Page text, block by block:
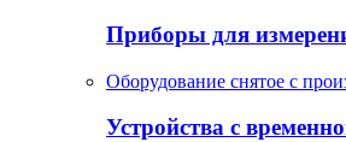
Приборы для
Оборудование снятое с
Устройства с